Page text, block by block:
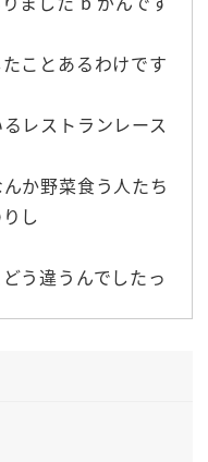
ことあるわけです
レストランレース
か野菜食う人たち
し
う違うんでしたっ